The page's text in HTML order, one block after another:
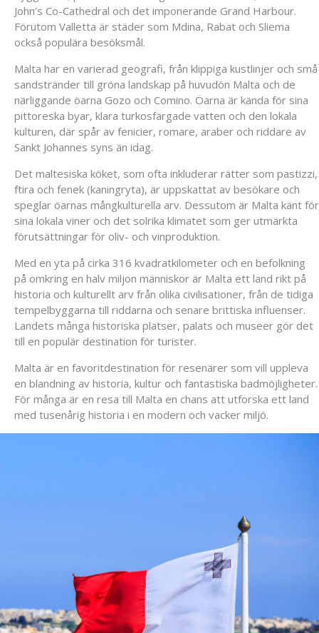
John’s Co-Cathedral och det imponerande Grand Harbour.
Förutom Valletta är städer som Mdina, Rabat och Sliema
också populära besöksmål.
Malta har en varierad geografi, från klippiga kustlinjer och små
sandstränder till gröna landskap på huvudön Malta och de
närliggande öarna Gozo och Comino. Öarna är kända för sina
pittoreska byar, klara turkosfärgade vatten och den lokala
kulturen, där spår av fenicier, romare, araber och riddare av
Sankt Johannes syns än idag.
Det maltesiska köket, som ofta inkluderar rätter som pastizzi,
ftira och fenek (kaningryta), är uppskattat av besökare och
speglar öarnas mångkulturella arv. Dessutom är Malta känt för
sina lokala viner och det solrika klimatet som ger utmärkta
förutsättningar för oliv- och vinproduktion.
Med en yta på cirka 316 kvadratkilometer och en befolkning
på omkring en halv miljon människor är Malta ett land rikt på
historia och kulturellt arv från olika civilisationer, från de tidiga
tempelbyggarna till riddarna och senare brittiska influenser.
Landets många historiska platser, palats och museer gör det
till en populär destination för turister.
Malta är en favoritdestination för resenärer som vill uppleva
en blandning av historia, kultur och fantastiska badmöjligheter.
För många är en resa till Malta en chans att utforska ett land
med tusenårig historia i en modern och vacker miljö.